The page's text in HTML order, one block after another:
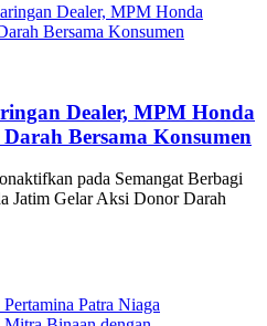
Dealer, MPM Honda
Bersama Konsumen
pada Semangat Berbagi
Jatim Gelar Aksi Donor Darah